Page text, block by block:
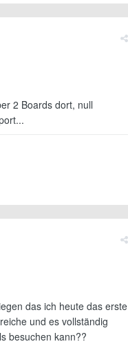
2 Boards dort, null
das ich heute das erste
und es vollständig
besuchen kann??